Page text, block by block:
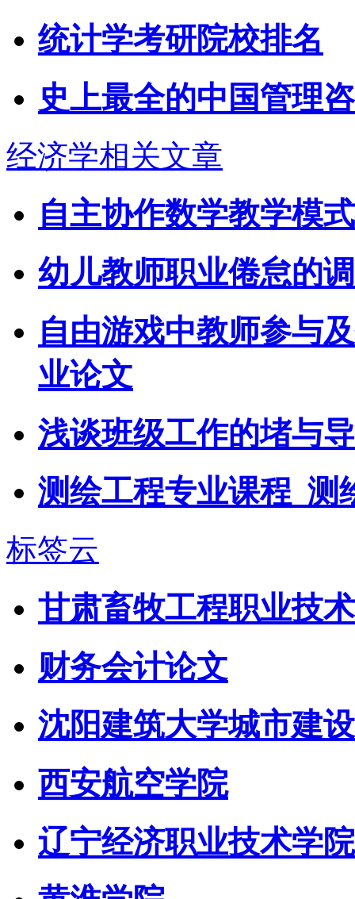
统计学考研院校排名
史上最全的中国管理
经济学相关文章
自主协作数学教学模
幼儿教师职业倦怠的
自由游戏中教师参与
业论文
浅谈班级工作的堵与
测绘工程专业课程_测
标签云
甘肃畜牧工程职业技
财务会计论文
沈阳建筑大学城市建
西安航空学院
辽宁经济职业技术学院